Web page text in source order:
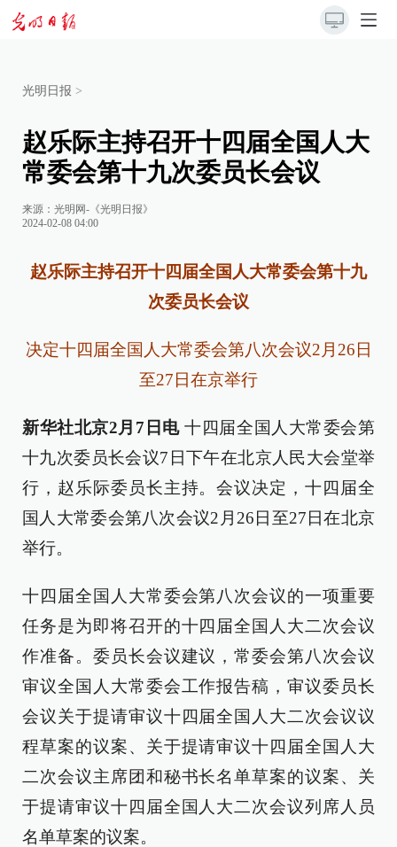
光明日报 >
赵乐际主持召开十四届全国人大
常委会第十九次委员长会议
来源： 光明网-《光明日报》
2024-02-08 04:00
赵乐际主持召开十四届全国人大常委会第十九
次委员长会议
决定十四届全国人大常委会第八次会议2月26日
至27日在京举行
新华社北京2月7日电十四届全国人大常委会第
十九次委员长会议7日下午在北京人民大会堂举
行，赵乐际委员长主持。会议决定，十四届全
国人大常委会第八次会议2月26日至27日在北京
举行。
十四届全国人大常委会第八次会议的一项重要
任务是为即将召开的十四届全国人大二次会议
作准备。委员长会议建议，常委会第八次会议
审议全国人大常委会工作报告稿，审议委员长
会议关于提请审议十四届全国人大二次会议议
程草案的议案、关于提请审议十四届全国人大
二次会议主席团和秘书长名单草案的议案、关
于提请审议十四届全国人大二次会议列席人员
名单草案的议案。